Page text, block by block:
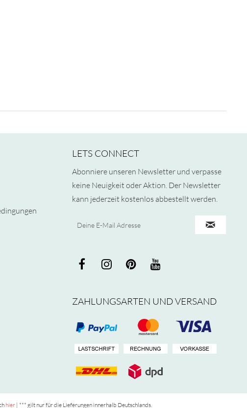
LETS CONNECT
Abonniere unseren Newsletter und verpasse
keine Neuigkeit oder Aktion. Der Newsletter
kann jederzeit kostenlos abbestellt werden.
ZAHLUNGSARTEN UND VERSAND
hier| *** gilt nur für die Lieferungen innerhalb Deutschlands.